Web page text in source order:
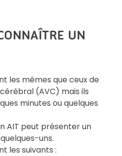
UN
les mêmes que ceux de
(AVC) mais ils
minutes ou quelques
AIT peut présenter un
uns.
les suivants :